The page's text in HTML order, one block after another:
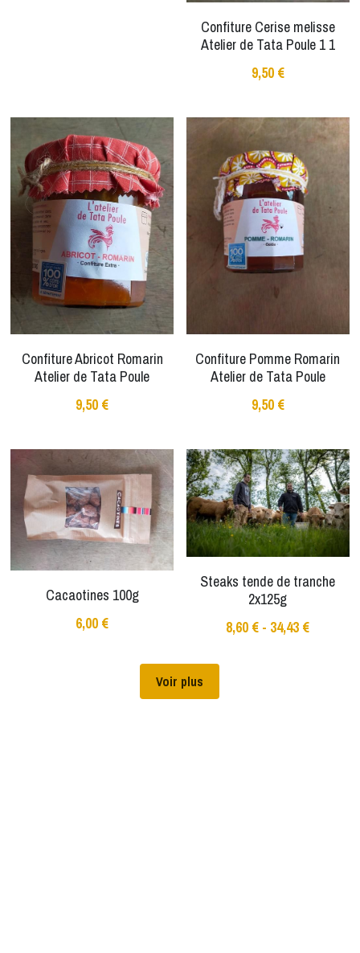
Confiture Cerise melisse
Atelier de Tata Poule 1 1
9,50 €
Confiture Abricot Romarin
Atelier de Tata Poule
9,50 €
Confiture Pomme Romarin
Atelier de Tata Poule
9,50 €
Cacaotines 100g
6,00 €
Steaks tende de tranche
2x125g
8,60 € - 34,43 €
Voir plus